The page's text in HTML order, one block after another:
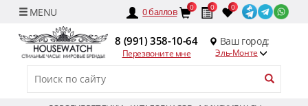
0баллов 0 0 0
8 (991) 358-10-64
Перезвоните мне
Ваш город:
Эль-Монте